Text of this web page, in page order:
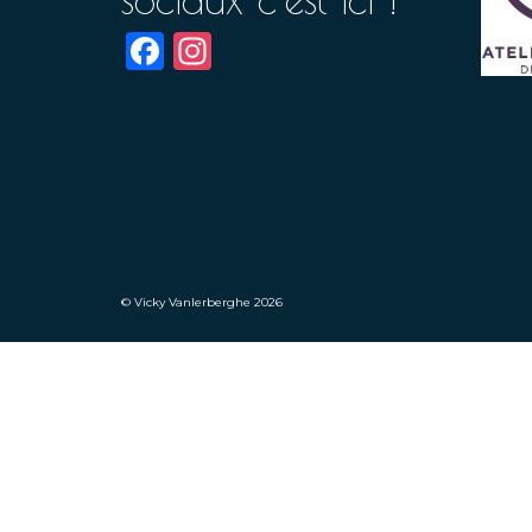
Facebook
© Vicky Vanlerberghe 2026